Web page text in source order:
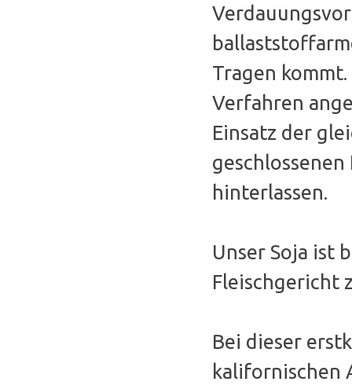
Tragen
Verfahren
Einsatz der
hinterlassen.
Unser Soja ist
Fleischgericht
Bei dieser
kalifornischen